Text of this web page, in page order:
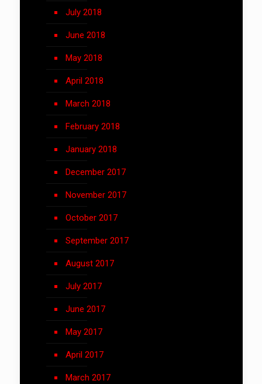
July 2018
June 2018
May 2018
April 2018
March 2018
February 2018
January 2018
December 2017
November 2017
October 2017
September 2017
August 2017
July 2017
June 2017
May 2017
April 2017
March 2017